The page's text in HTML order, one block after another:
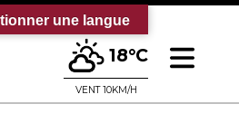
Bienvenue sur le site officiel de la
18°C
VENT 10KM/H
une langue